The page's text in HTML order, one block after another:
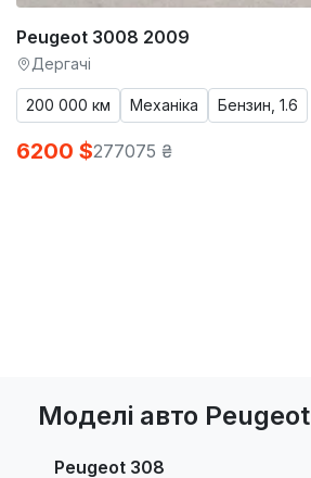
Peugeot 3008 2009
Дергачі
200 000 км Механіка Бензин, 1.6
6200 $277075 ₴
Моделі авто Peugeot
Peugeot 308